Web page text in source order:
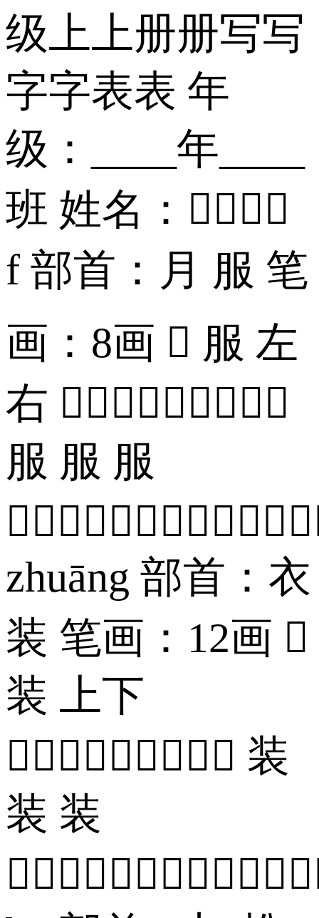
级上上册册写写
字字表表 年
级：____年____
班 姓名：
f 部首：月 服 笔
画：8画  服 左
右 
服 服 服
zhuāng 部首：衣
装 笔画：12画 
装 上下
 装
装 装